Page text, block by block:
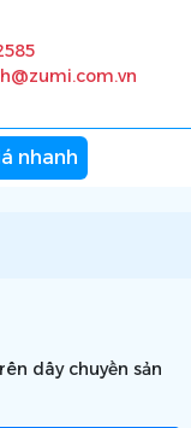
nhanh
dây chuyền sản